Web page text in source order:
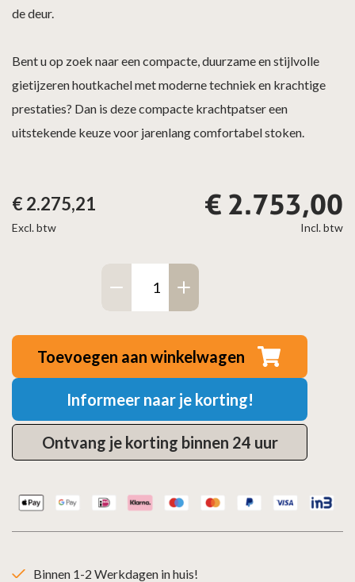
Incl. btw
€ 2.753,00
Excl. btw
€2.275,21
de deur.
Bent u op zoek naar een compacte, duurzame en stijlvolle
gietijzeren houtkachel met moderne techniek en krachtige
prestaties? Dan is deze compacte krachtpatser een
uitstekende keuze voor jarenlang comfortabel stoken.
Toevoegen aan winkelwagen
Informeer naar je korting!
Ontvang je korting binnen 24 uur
Binnen 1-2 Werkdagen in huis!